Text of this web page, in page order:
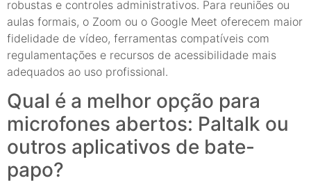
robustas e controles administrativos. Para reuniões ou
aulas formais, o Zoom ou o Google Meet oferecem maior
fidelidade de vídeo, ferramentas compatíveis com
regulamentações e recursos de acessibilidade mais
adequados ao uso profissional.
Qual é a melhor opção para
microfones abertos: Paltalk ou
outros aplicativos de bate-
papo?